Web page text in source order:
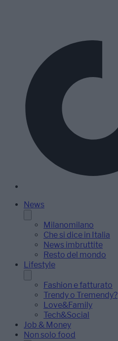
News
Milanomilano
Che si dice in Italia
News imbruttite
Resto del mondo
Lifestyle
Fashion e fatturato
Trendy o Tremendy?
Love&Family
Tech&Social
Job & Money
Non solo food